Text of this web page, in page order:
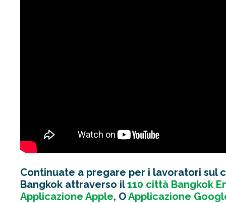
Continuate a pregare per i lavoratori sul
Bangkok attraverso il110 città Bangkok
Applicazione Apple, OApplicazione